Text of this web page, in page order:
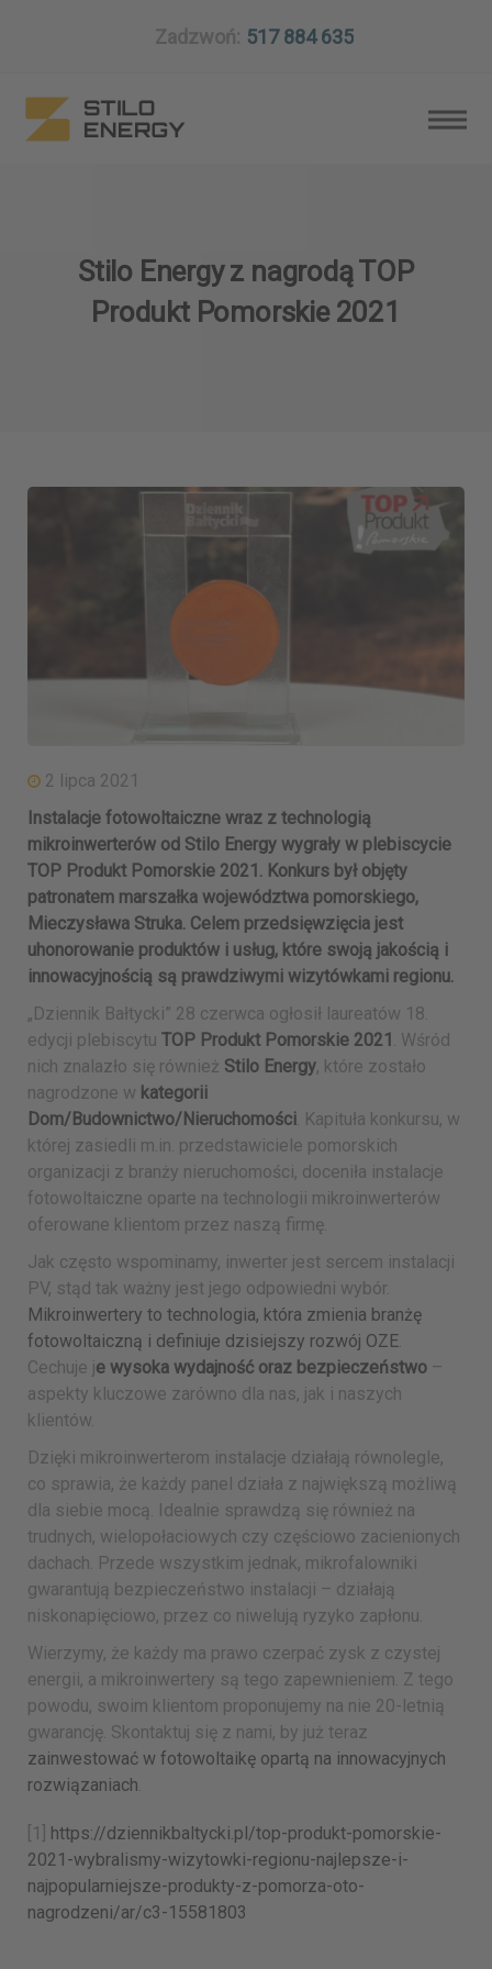
Zadzwoń: 517 884 635
Stilo Energy z nagrodą TOP
Produkt Pomorskie 2021
2 lipca 2021
Instalacje fotowoltaiczne wraz z technologią
mikroinwerterów od Stilo Energy wygrały w plebiscycie
TOP Produkt Pomorskie 2021 . Konkurs był objęty
patronatem marszałka województwa pomorskiego,
Mieczysława Struka. Celem przedsięwzięcia jest
uhonorowanie produktów i usług, które swoją jakością i
innowacyjnością są prawdziwymi wizytówkami regionu.
„Dziennik Bałtycki” 28 czerwca ogłosił laureatów 18.
edycji plebiscytu TOP Produkt Pomorskie 2021 . Wśród
nich znalazło się również Stilo Energy, które zostało
nagrodzone w kategorii
Dom/Budownictwo/Nieruchomości . Kapituła konkursu, w
której zasiedli m.in. przedstawiciele pomorskich
organizacji z branży nieruchomości, doceniła instalacje
fotowoltaiczne oparte na technologii mikroinwerterów
oferowane klientom przez naszą firmę.
Jak często wspominamy, inwerter jest sercem instalacji
PV, stąd tak ważny jest jego odpowiedni wybór.
Mikroinwertery to technologia, która zmienia branżę
fotowoltaiczną i definiuje dzisiejszy rozwój OZE
Cechuje je wysoka wydajność oraz bezpieczeństwo –
aspekty kluczowe zarówno dla nas, jak i naszych
klientów.
Dzięki mikroinwerterom instalacje działają równolegle,
co sprawia, że każdy panel działa z największą możliwą
dla siebie mocą. Idealnie sprawdzą się również na
trudnych, wielopołaciowych czy częściowo zacienionych
dachach. Przede wszystkim jednak, mikrofalowniki
gwarantują bezpieczeństwo instalacji – działają
niskonapięciowo, przez co niwelują ryzyko zapłonu.
Wierzymy, że każdy ma prawo czerpać zysk z czystej
energii, a mikroinwertery są tego zapewnieniem. Z tego
powodu, swoim klientom proponujemy na nie 20-letnią
gwarancję. Skontaktuj się z nami, by już teraz
zainwestować w fotowoltaikę opartą na innowacyjnych
rozwiązaniach
[1] https://dziennikbaltycki.pl/top-produkt-pomorskie-
2021-wybralismy-wizytowki-regionu-najlepsze-i-
najpopularniejsze-produkty-z-pomorza-oto-
nagrodzeni/ar/c3-15581803